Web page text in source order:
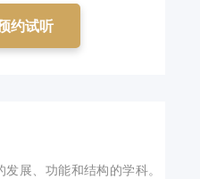
约试听
展、功能和结构的学科。